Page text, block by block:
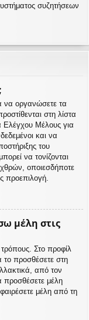
συζητήσεων
να οργανώσετε τα
στη λίστα
Ελέγχου Μέλους για
και να
του
να τονίζονται
οποιεσδήποτε
προεπιλογή.
μέλη στις
Στο προφίλ
το προσθέσετε στη
από τον
προσθέσετε μέλη
μέλη από τη